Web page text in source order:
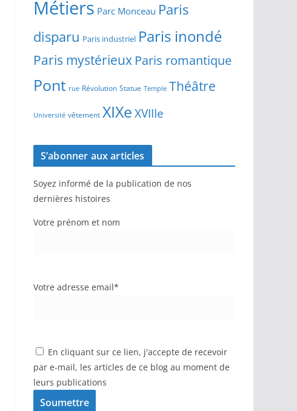
Métiers Parc Monceau Paris
disparu Paris industriel Paris inondé
Paris mystérieux Paris romantique
Pont rue Révolution Statue Temple Théâtre
Université vêtement XIXeXVIIIe
S’abonner aux articles
Soyez informé de la publication de nos
dernières histoires
Votre prénom et nom
Votre adresse email*
En cliquant sur ce lien, j'accepte de recevoir
par e-mail, les articles de ce blog au moment de
leurs publications